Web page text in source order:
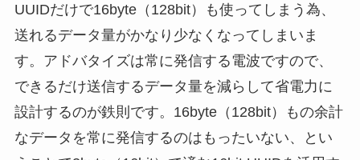
UUIDだけで16byte（128bit）も使ってしまう為、
送れるデータ量がかなり少なくなってしまいま
す。アドバタイズは常に発信する電波ですので、
できるだけ送信するデータ量を減らして省電力に
設計するのが鉄則です。16byte（128bit）もの余計
なデータを常に発信するのはもったいない、とい